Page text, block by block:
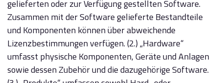
gelieferten oder zur Verfügung gestellten Software.
Zusammen mit der Software gelieferte Bestandteile
und Komponenten können über abweichende
Lizenzbestimmungen verfügen. (2.) „Hardware“
umfasst physische Komponenten, Geräte und Anlagen
sowie dessen Zubehör und die dazugehörige Software.